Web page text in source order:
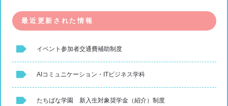
最近更新された情報
イベント参加者交通費補助制度
AIコミュニケーション・ITビジネス学科
たちばな学園 新入生対象奨学金（紹介）制度